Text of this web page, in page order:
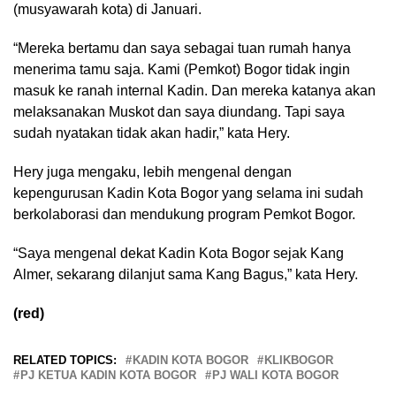
(musyawarah kota) di Januari.
“Mereka bertamu dan saya sebagai tuan rumah hanya
menerima tamu saja. Kami (Pemkot) Bogor tidak ingin
masuk ke ranah internal Kadin. Dan mereka katanya akan
melaksanakan Muskot dan saya diundang. Tapi saya
sudah nyatakan tidak akan hadir,” kata Hery.
Hery juga mengaku, lebih mengenal dengan
kepengurusan Kadin Kota Bogor yang selama ini sudah
berkolaborasi dan mendukung program Pemkot Bogor.
“Saya mengenal dekat Kadin Kota Bogor sejak Kang
Almer, sekarang dilanjut sama Kang Bagus,” kata Hery.
(red)
RELATED TOPICS: KADIN KOTA BOGOR
KLIKBOGOR
PJ KETUA KADIN KOTA BOGOR
PJ WALI KOTA BOGOR